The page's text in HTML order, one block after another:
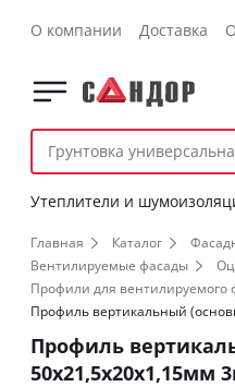
О компании Доставка
Утеплители и
Главная Каталог
Вентилируемые фасады
Профили для вентилируемого
Профиль вертикальный
Профиль
50х21,5х20х1,15мм